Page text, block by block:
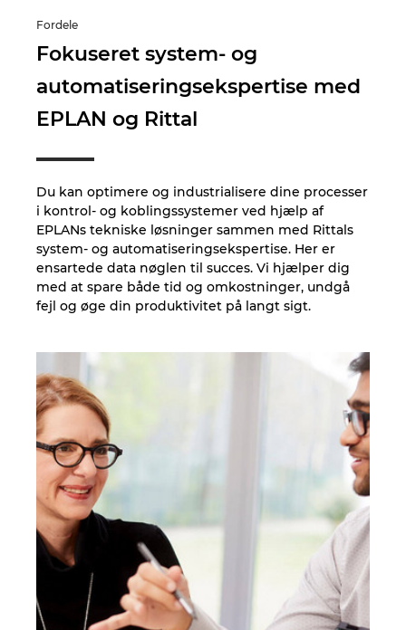
Fordele
Fokuseret system- og
automatiseringsekspertise med
EPLAN og Rittal
Du kan optimere og industrialisere dine processer
i kontrol- og koblingssystemer ved hjælp af
EPLANs tekniske løsninger sammen med Rittals
system- og automatiseringsekspertise. Her er
ensartede data nøglen til succes. Vi hjælper dig
med at spare både tid og omkostninger, undgå
fejl og øge din produktivitet på langt sigt.
Portugal
Romania
Slovakia
Slovenia
South Korea
Spain
Sweden
Switzerland
Thailand
Turkey